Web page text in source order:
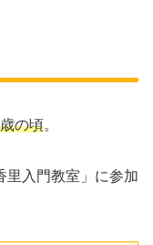
の頃。
里入門教室」に参加